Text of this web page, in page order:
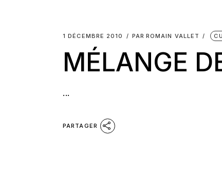
1 DÉCEMBRE 2010 PAR ROMAIN VALLET
MÉLANGE
...
PARTAGER